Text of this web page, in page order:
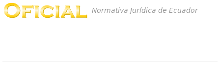
Normativa Jurídica de Ecuador